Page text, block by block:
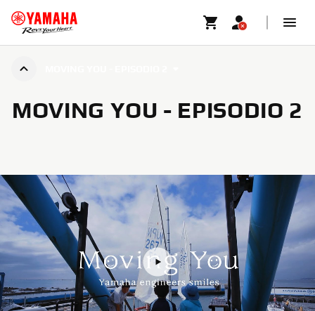
MOVING YOU - EPISODIO 2